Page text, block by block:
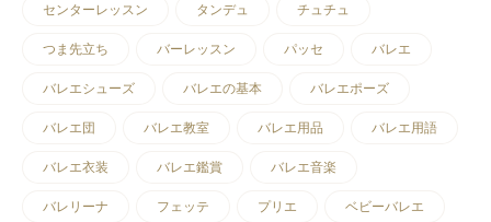
センターレッスン タンデュ チュチュ
つま先立ち バーレッスン パッセ バレエ
バレエシューズ バレエの基本 バレエポーズ
バレエ団 バレエ教室 バレエ用品 バレエ用語
バレエ衣装 バレエ鑑賞 バレエ音楽
バレリーナ フェッテ プリエ ベビーバレエ